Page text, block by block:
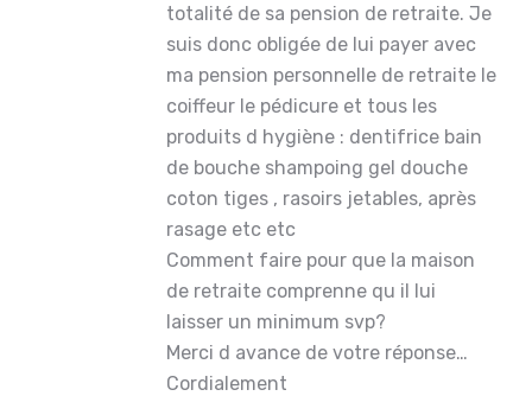
totalité de sa pension de retraite. Je
suis donc obligée de lui payer avec
ma pension personnelle de retraite le
coiffeur le pédicure et tous les
produits d hygiène : dentifrice bain
de bouche shampoing gel douche
coton tiges , rasoirs jetables, après
rasage etc etc
Comment faire pour que la maison
de retraite comprenne qu il lui
laisser un minimum svp?
Merci d avance de votre réponse…
Cordialement